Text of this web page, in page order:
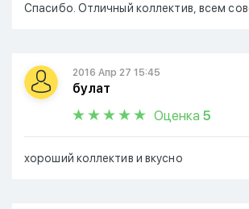
Спасибо. Отличный коллектив, всем
2016 Апр 27 15:45
булат
Оценка 5
хороший коллектив и вкусно